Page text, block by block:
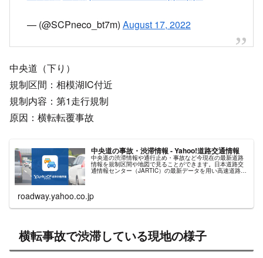
— (@SCPneco_bt7m) August 17, 2022
中央道（下り）
規制区間：相模湖IC付近
規制内容：第1走行規制
原因：横転転覆事故
中央道の事故・渋滞情報 - Yahoo!道路交通情報
中央道の渋滞情報や通行止め・事故など今現在の最新道路
情報を規制区間や地図で見ることができます。日本道路交
通情報センター（JARTIC）の最新データを用い高速道路の
roadway.yahoo.co.jp
横転事故で渋滞している現地の様子